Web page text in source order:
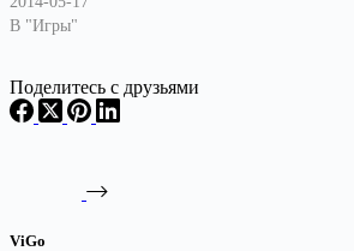
В "Игры"
Поделитесь с друзьями
ViGo